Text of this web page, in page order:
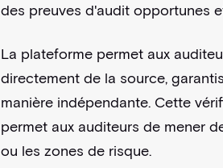
des preuves d'audit opportunes
La plateforme permet aux
directement de la source,
manière indépendante. Cette
permet aux auditeurs de mener
ou les zones de risque.